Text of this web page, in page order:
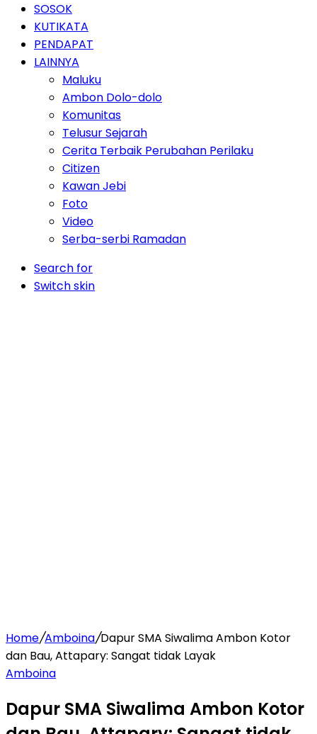
SOSOK
KUTIKATA
PENDAPAT
LAINNYA
Maluku
Ambon Dolo-dolo
Komunitas
Telusur Sejarah
Cerita Terbaik Perubahan Perilaku
Citizen
Kawan Jebi
Foto
Video
Serba-serbi Ramadan
Search for
Switch skin
Home/Amboina/Dapur SMA Siwalima Ambon Kotor
dan Bau, Attapary: Sangat tidak Layak
Amboina
Dapur SMA Siwalima Ambon Kotor